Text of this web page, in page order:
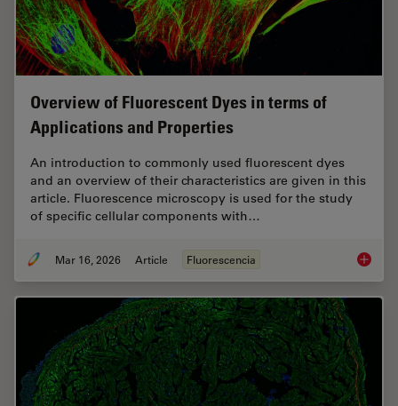
Overview of Fluorescent Dyes in terms of
Applications and Properties
An introduction to commonly used fluorescent dyes
and an overview of their characteristics are given in this
article. Fluorescence microscopy is used for the study
of specific cellular components with…
Mar 16, 2026 Article Fluorescencia